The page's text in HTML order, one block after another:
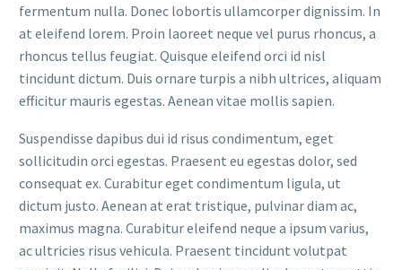
fermentum nulla. Donec lobortis ullamcorper dignissim. In
at eleifend lorem. Proin laoreet neque vel purus rhoncus, a
rhoncus tellus feugiat. Quisque eleifend orci id nisl
tincidunt dictum. Duis ornare turpis a nibh ultrices, aliquam
efficitur mauris egestas. Aenean vitae mollis sapien.
Suspendisse dapibus dui id risus condimentum, eget
sollicitudin orci egestas. Praesent eu egestas dolor, sed
consequat ex. Curabitur eget condimentum ligula, ut
dictum justo. Aenean at erat tristique, pulvinar diam ac,
maximus magna. Curabitur eleifend neque a ipsum varius,
ac ultricies risus vehicula. Praesent tincidunt volutpat